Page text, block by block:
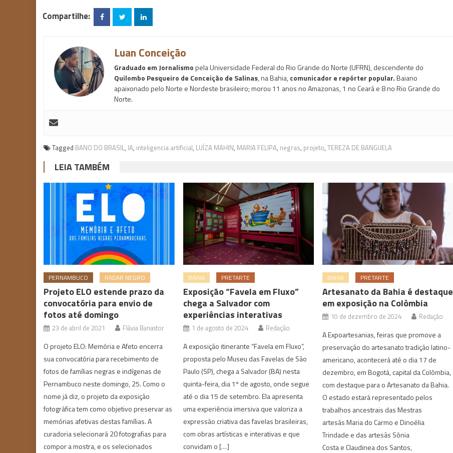
Compartilhe:
Luan Conceição
Graduado em Jornalismopela Universidade Federal do Rio Grande do Norte (UFRN), descendente do
Quilombo Pesqueiro de Conceição de Salinas, na Bahia,comunicador e repórter popular.Baiano
apaixonado pelo Norte e Nordeste brasileiro; morou 11 anos no Amazonas, 1 no Ceará e 8 no Rio Grande do
Norte.
Tagged BANO DO BRASIL, IA, inteligencia artificial, LUÍZA MAHIN, MARIA FELIPA, negras, projeto, TEREZA DE BANGUELA
LEIA TAMBÉM
PERNAMBUCO RADAR NEGRO
Projeto ELO estende prazo da
convocatória para envio de
fotos até domingo
23 de abril de 2021 Flávia Banastor
O projeto ELO: Memória e Afeto encerra
sua convocatória para recebimento de
fotos de famílias negras e indígenas de
Pernambuco neste domingo, 25. Como o
nome já diz, o projeto da exposição
fotográfica tem como objetivo preservar as
memórias afetivas destas famílias. A
curadoria selecionará 20 fotografias para
compor a mostra, e os selecionados
BAHIA PRETARTE
Exposição “Favela em Fluxo”
chega a Salvador com
experiências interativas
1 de agosto de 2024 Redação
A exposição itinerante “Favela em Fluxo”,
proposta pelo Museu das Favelas de São
Paulo (SP), chega a Salvador (BA) nesta
quinta-feira, dia 1º de agosto, onde segue
até o dia 15 de setembro. Ela apresenta
uma experiência imersiva que valoriza a
expressão criativa das favelas brasileiras,
com obras artísticas e interativas e que
convidam o […]
BAHIA PRETARTE
Artesanato da Bahia é destaque
em exposição na Colômbia
10 de dezembro de 2024 Redação
A Expoartesanias, feiras que promove a
preservação do artesanato tradição latino-
americano, acontecerá até o dia 17 de
dezembro, em Bogotá, capital da Colômbia,
com destaque para o Artesanato da Bahia.
O estado estará representado pelos
trabalhos ancestrais das Mestras
artesãs Maria do Carmo e Dinoélia
Trindade e das artesãs Sônia
Costa e Claudinea dos Santos,